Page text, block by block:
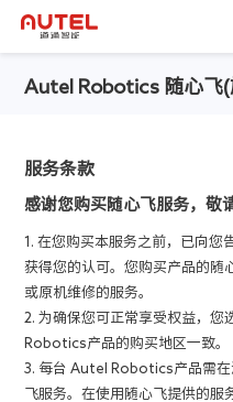
Autel Robotics 随心飞(
服务条款
感谢您购买随心飞服务，敬
1. 在您购买本服务之前，已向您
获得您的认可。您购买产品的随
或原机维修的服务。
2. 为确保您可正常享受权益，您
Robotics产品的购买地区一致。
3. 每台 Autel Robotics产品需
飞服务。在使用随心飞提供的服